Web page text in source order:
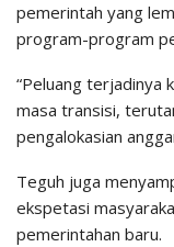
pemerintah yang
program-program
“Peluang terjadinya
masa transisi,
pengalokasian
Teguh juga
ekspetasi
pemerintahan baru.